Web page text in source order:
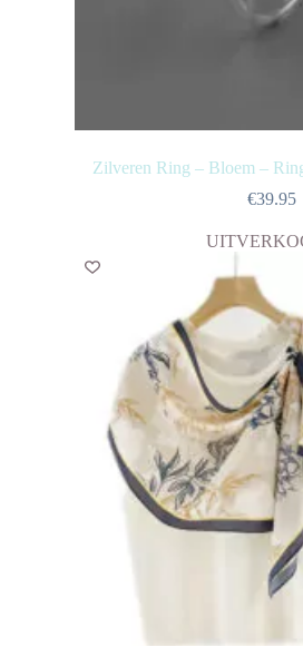
Zilveren Ring – Bloem –
€39.95